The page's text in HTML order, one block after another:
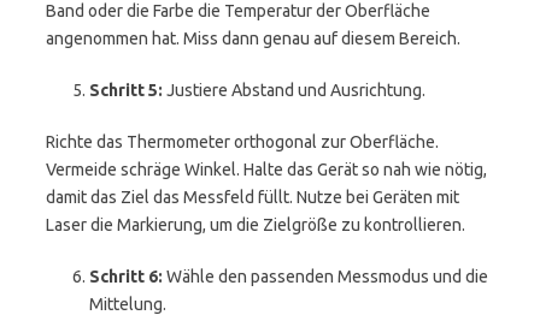
Band oder die Farbe die Temperatur der Oberfläche
angenommen hat. Miss dann genau auf diesem Bereich.
Schritt 5: Justiere Abstand und Ausrichtung.
Richte das Thermometer orthogonal zur Oberfläche.
Vermeide schräge Winkel. Halte das Gerät so nah wie nötig,
damit das Ziel das Messfeld füllt. Nutze bei Geräten mit
Laser die Markierung, um die Zielgröße zu kontrollieren.
Schritt 6: Wähle den passenden Messmodus und die
Mittelung.